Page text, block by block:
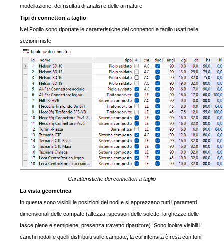
modellazione, dei risultati di analisi e delle armature.
Tipi di connettori a taglio
Nel Foglio sono riportate le caratteristiche dei connettori a taglio usati nelle
sezioni miste
Caratteristiche dei connettori a taglio
La vista geometrica
In questa sono visibili le posizioni dei nodi e si apprezzano tutti i parametri
dimensionali delle campate (altezza, spessori delle solette, larghezze delle
fasce piene e semipiene, presenza travetto ripartitore). Sono inoltre visibili i
carichi nodali e quelli distribuiti sulle campate, la cui intensità è resa con toni